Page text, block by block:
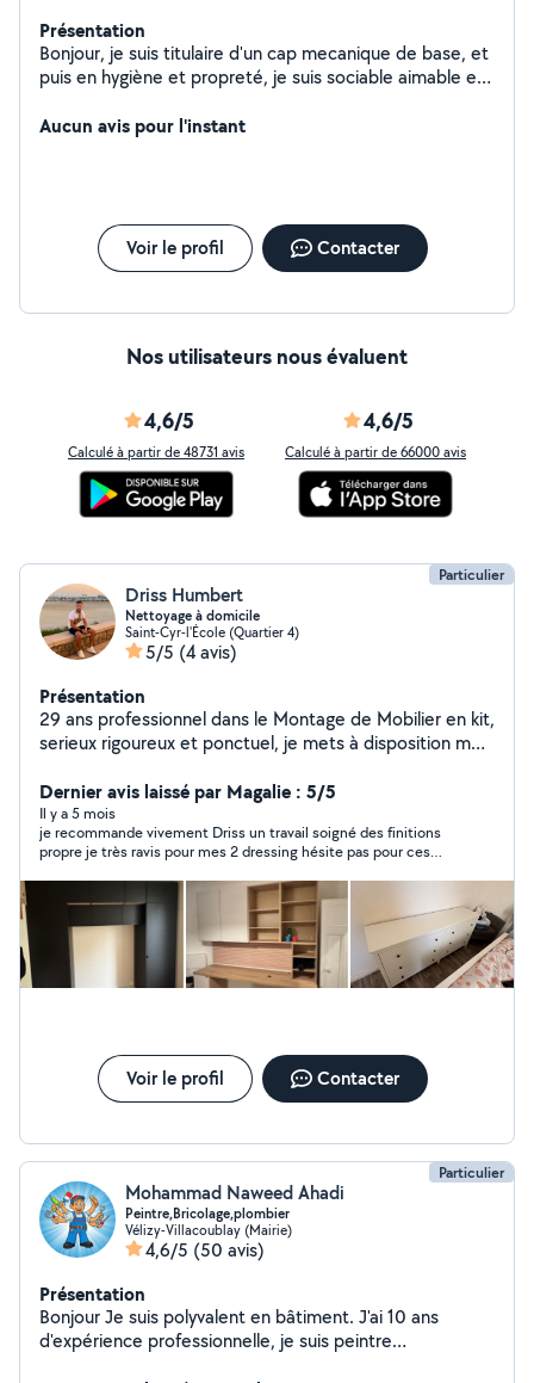
Présentation
Bonjour, je suis titulaire d'un cap mecanique de base, et
puis en hygiène et propreté, je suis sociable aimable et
vue de mes situations
Aucun avis pour l'instant
Voir le profil Contacter
Nos utilisateurs nous évaluent
4,6/5
Calculé à partir de 48731 avis
4,6/5
Calculé à partir de 66000 avis
Particulier
Driss Humbert
Nettoyage à domicile
Saint-Cyr-l'École (Quartier 4)
5/5 (4 avis)
Présentation
29 ans professionnel dans le Montage de Mobilier en kit,
serieux rigoureux et ponctuel, je mets à disposition mon
(zero626373614
Dernier avis laissé par Magalie : 5/5
Il y a 5 mois
je recommande vivement Driss un travail soigné des finitions
propre je très ravis pour mes 2 dressing hésite pas pour ces
Voir le profil Contacter
Particulier
Mohammad Naweed Ahadi
Peintre,Bricolage,plombier
Vélizy-Villacoublay (Mairie)
4,6/5 (50 avis)
Présentation
Bonjour Je suis polyvalent en bâtiment. J'ai 10 ans
d'expérience professionnelle, je suis peintre